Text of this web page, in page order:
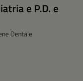
e P.D. e
Dentale